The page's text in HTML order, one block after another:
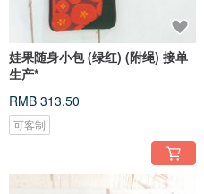
娃果随身小包 (绿红) (附绳) 接单
生产*
RMB 313.50
可客制